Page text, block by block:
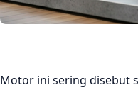
Motor ini sering disebut